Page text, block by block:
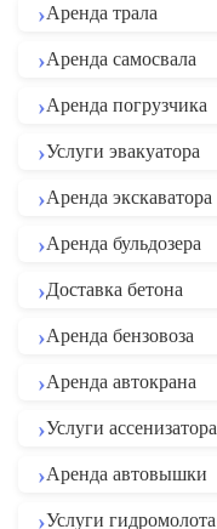
Аренда трала
Аренда самосвала
Аренда погрузчика
Услуги эвакуатора
Аренда экскаватора
Аренда бульдозера
Доставка бетона
Аренда бензовоза
Аренда автокрана
Услуги ассенизатора
Аренда автовышки
Услуги гидромолота